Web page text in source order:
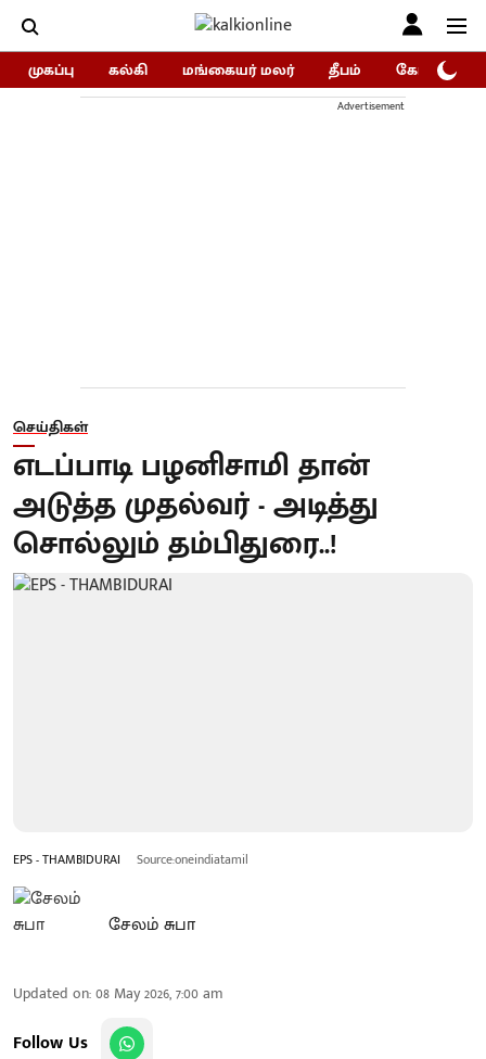
முகப்பு கல்கி மங்கையர் மலர் தீபம் கோகுலம்/
Advertisement
செய்திகள்
எடப்பாடி பழனிசாமி தான்
அடுத்த முதல்வர் - அடித்து
சொல்லும் தம்பிதுரை..!
EPS - THAMBIDURAI Source:oneindiatamil
சேலம் சுபா
Updated on:08 May 2026, 7:00 am
Follow Us